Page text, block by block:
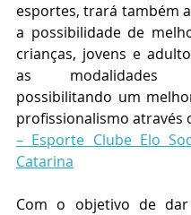
esportes, trará também
a possibilidade de
crianças, jovens e
as modalidades
possibilitando um
profissionalismo através
– Esporte Clube Elo
Catarina
Com o objetivo de